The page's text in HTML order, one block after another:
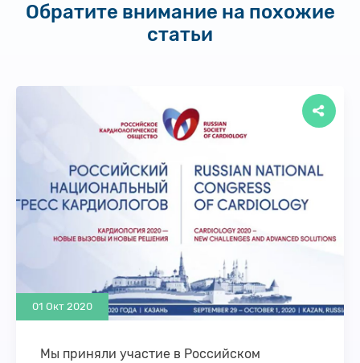
Обратите внимание на похожие
статьи
01 Окт 2020
Мы приняли участие в Российском